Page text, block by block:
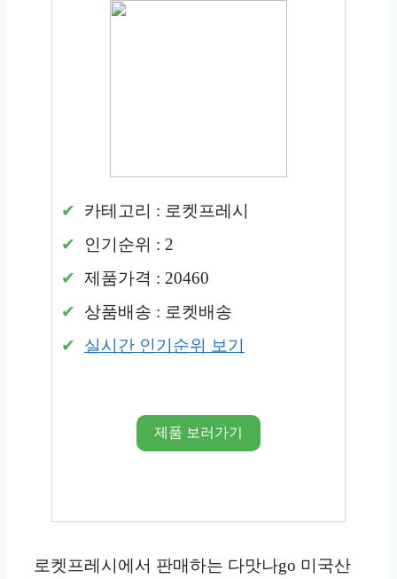
카테고리 : 로켓프레시
인기순위 : 2
제품가격 : 20460
상품배송 : 로켓배송
실시간 인기순위 보기
제품 보러가기
로켓프레시에서 판매하는 다맛나go 미국산